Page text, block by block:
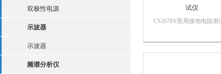
双极性电源
示波器
示波器
频谱分析仪
试仪
CS2678Y医用接地电阻测
电阻同时显示◆测试报警